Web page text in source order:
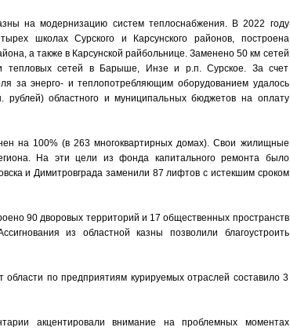
на модернизацию систем теплоснабжения. В 2022 году
школах Сурского и Карсунского районов, построена
а также в Карсунской райбольнице. Заменено 50 км сетей
тепловых сетей в Барыше, Инзе и р.п. Сурское. За счет
за энерго- и теплопотребляющим оборудованием удалось
рублей) областного и муниципальных бюджетов на оплату
на 100% (в 263 многоквартирных домах). Свои жилищные
На эти цели из фонда капитального ремонта было
и Димитровграда заменили 87 лифтов с истекшим сроком
90 дворовых территорий и 17 общественных пространств
из областной казны позволили благоустроить
по предприятиям курируемых отраслей составило 3
акцентировали внимание на проблемных моментах